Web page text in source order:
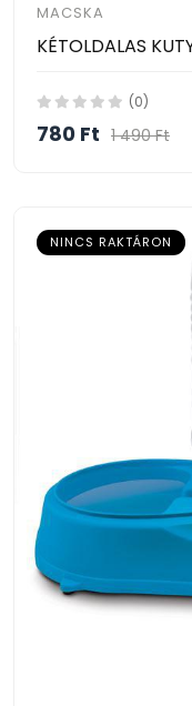
MACSKA
(0)
780 Ft 1 490 Ft
NINCS RAKTÁRON